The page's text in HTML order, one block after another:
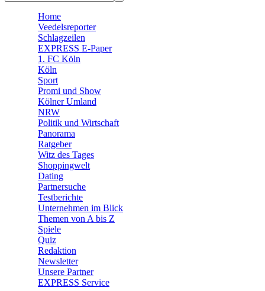
🛒 Shoppingwelt
Home
Veedelsreporter
Schlagzeilen
EXPRESS E-Paper
1. FC Köln
Köln
Sport
Promi und Show
Kölner Umland
NRW
Politik und Wirtschaft
Panorama
Ratgeber
Witz des Tages
Shoppingwelt
Dating
Partnersuche
Testberichte
Unternehmen im Blick
Themen von A bis Z
Spiele
Quiz
Redaktion
Newsletter
Unsere Partner
EXPRESS Service